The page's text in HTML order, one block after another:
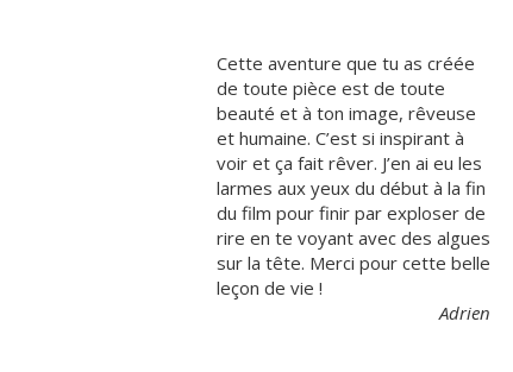
Cette aventure que tu as créée
de toute pièce est de toute
beauté et à ton image, rêveuse
et humaine. C’est si inspirant à
voir et ça fait rêver. J’en ai eu les
larmes aux yeux du début à la fin
du film pour finir par exploser de
rire en te voyant avec des algues
sur la tête. Merci pour cette belle
leçon de vie !
Adrien